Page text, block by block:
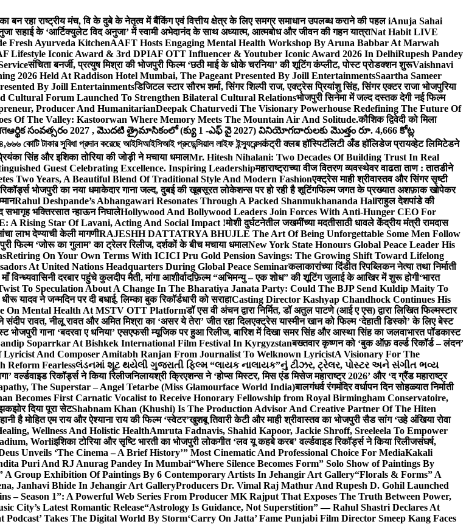
रहा राष्ट्रीय मंच, वि के दुबे के नेतृत्व में बैंकिंग एवं वित्तीय क्षेत्र के लिए समग्र समाधान उपलब्ध कराने की पहल iAnuja Sahai
सहाई के ‘आर्टिक्युलेट विद अनुजा’ में स्वामी अभेदानंद के साथ अध्यात्म, आत्मबोध और जीवन की गहन यात्राNat Habit LIVE
Fresh Ayurveda KitchenAAFT Hosts Engaging Mental Health Workshop By Aruna Babbar At Marwah
Lifestyle Iconic Award & 3rd DPIAF OTT Influencer & Youtuber Iconic Award 2026 In DelhiRupesh Pandey
संचिता बनर्जी, प्रत्युष मिश्रा की भोजपुरी फिल्म ‘छठी माई के धोके चरनिया’ की शूटिंग कंप्लीट, पोस्ट प्रोडक्शन शुरूVaishnavi
2026 Held At Raddison Hotel Mumbai, The Pageant Presented By Joill EntertainmentsSaartha Sameer
By Joill Entertainmentsडिजिटल स्टार सौरभ शर्मा, सिंगर शिल्पी राज, एक्ट्रेस प्रियांशु सिंह, सिंगर एक्टर राजा भोजपुरिया
Cultural Forum Launched To Strengthen Bilateral Cultural Relationsभोजपुरी सिनेमा में जल्द दस्तक देगी नई फिल्म
Producer And HumanitarianDeepak Chaturvedi The Visionary Powerhouse Redefining The Future Of
Of The Valley: Kastoorwan Where Memory Meets The Mountain Air And Solitude.कौशिक द्विवेदी को मिला
ఆర్థిక సంవత్సరం 2027 , మొదటి త్రైమాసికంలో (క్యు 1 -ఎఫ్ వై 2027) వినియోగదారులకు మొత్తం రూ. 4,666 కోట్ల
কোটি টাকার সুবিধা প্রদান করেছে আইসিআইসিআই প্রুডেন্সিয়াল লাইফ ইন্স্যুরেন্সकंट्री क्लब हॉस्पिटॅलिटी अँड हॉलिडेज प्रायव्हेट लिमिटेडने
सिंह और इशिका तोरिया की जोड़ी ने मचाया धमालMr. Hitesh Nihalani: Two Decades Of Building Trust In Real
Guest Celebrating Excellence. Inspiring Leadershipमहाराष्ट्राच्या वीज वितरण व्यवस्थेवर वाढता ताण : तातडीने
Two Years, A Beautiful Blend Of Traditional Style And Modern Fashionएक्ट्रेस माही श्रीवास्तव और सिंगर सृष्टी
रिकॉर्ड्स भोजपुरी का नया धमाकेदार गाना जल्द, दुबई की खूबसूरत लोकेशन्स पर हो रही है शूटिंगफिल्म जगत के प्रख्यात अशफ़ाक खोपेकर
Rahul Deshpande’s Abhangawari Resonates Through A Packed Shanmukhananda Hallराहुल देशपांडे की
सभागृह भक्तिरसात न्हाऊन निघालेHollywood And Bollywood Leaders Join Forces With Anti-Hunger CEO For
A Rising Star Of Lavani, Acting And Social Impact !मोशी दुर्घटनेतील जखमींच्या मदतीसाठी धावले केंद्रीय मंत्री रामदास
लाभ देण्याची केली मागणीRAJESHH DATTATRYA BHUJLE The Art Of Being Unforgettable Some Men Follow
फिल्म ‘जोरू का गुलाम’ का ट्रेलर रिलीज, दर्शकों के बीच मचाया धमालNew York State Honours Global Peace Leader His
Retiring On Your Own Terms With ICICI Pru Gold Pension Savings: The Growing Shift Toward Lifelong
At United Nations Headquarters During Global Peace Seminarकलाकारांच्या दिंडीत रिपब्लिकन नेत्या तथा निर्माती
दरबार पहुंचे कुलदीप मैती, मांगा आशीर्वादफ़िल्म “अभिमन्यु – एक शोध” की शूटिंग जुलाई के आखिर में शुरू होगी‘भारत
To Speculation About A Change In The Bharatiya Janata Party: Could The BJP Send Kuldip Maity To
यादव ने जन्मदिन पर दी बधाई, लिम्का बुक रिकॉर्डधारी को सराहाCasting Director Kashyap Chandhock Continues His
On Mental Health At MSTV OTT Platformडॉ एस वी अंचन द्वारा निर्मित, डॉ अतुल पाटणे (आई ए एस) द्वारा लिखित फिल्मस्टार
रावत, नीलू रावत और अमित मिश्रा का ‘असर ये तेरा’ जीत रहा दिलएक्ट्रेस यास्मीन खान को फिल्म ‘देहाती डिस्को’ के लिए बेस्ट
भोजपुरी गाना ‘बदरवा ए धनिया’ एसएफसी म्यूजिक पर हुआ रिलीज, बारिश में दिखा समर सिंह और आस्था सिंह का जलवाभारत पॉडकास्ट
Soparrkar At Bishkek International Film Festival In Kyrgyzstanबख्तवार कृष्णन को ‘बुक ऑफ़ वर्ल्ड रिकॉर्ड – लंदन’
Lyricist And Composer Amitabh Ranjan From Journalist To Welknown LyricistA Visionary For The
Reform Fearlessલંડનમાં શૂટ થયેલી ગુજરાતી ફિલ્મ “લાયક નાલાયક”નું ટીઝર, ટ્રેલર, પોસ્ટર અને સંગીત ભવ્ય
वर्ल्डवाइड रिकॉर्ड्स ने किया रिलीजनिलायश्री क्रिएशन्स ने ‘होप्स मिस्टर, मिस एंड मिसेज महाराष्ट्र 2026’ और ‘द ग्रैंड महाराष्ट्र
The Superstar – Angel Tetarbe (Miss Glamourface World India)बालगंधर्व रंगमंदिर वर्धापन दिन सोहळ्यात निर्माती
Becomes First Carnatic Vocalist to Receive Honorary Fellowship from Royal Birmingham Conservatoire,
दिया पूरा सेटShabnam Khan (Khushi) Is The Production Advisor And Creative Partner Of The Hiten
है मोहित एम राय और ऐश्याना राय की फिल्म ‘स्वेटर’खुशबू तिवारी केटी और माही श्रीवास्तव का भोजपुरी सैड सांग ‘उहे अंखिया रोवा
Wellness And Holistic HealthAmruta Fadnavis, Shahid Kapoor, Jackie Shroff, Sreeleela To Empower
Worliइशिका टोरिया और सृष्टि भारती का भोजपुरी लोकगीत ‘लव यू कहबे करब’ वर्ल्डवाइड रिकॉर्ड्स ने किया रिलीजसंघर्ष,
Unveils ‘The Cinema – A Brief History’” Most Cinematic And Professional Choice For MediaKakali
Puri And RJ Anurag Pandey In Mumbai“Where Silence Becomes Form” Solo Show of Paintings By
A Group Exhibition Of Paintings By 6 Contemporary Artists In Jehangir Art Gallery“Florals & Forms” A
Janhavi Bhide In Jehangir Art GalleryProducers Dr. Vimal Raj Mathur And Rupesh D. Gohil Launched
– Season 1”: A Powerful Web Series From Producer MK Rajput That Exposes The Truth Between Power,
City’s Latest Romantic Release“Astrology Is Guidance, Not Superstition” — Rahul Shastri Declares At
Podcast’ Takes The Digital World By Storm‘Carry On Jatta’ Fame Punjabi Film Director Smeep Kang Faces